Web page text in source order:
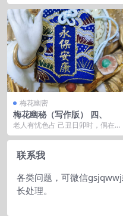
月十七日申时，康节先生偶观梅，
见二雀争枝坠地。先...
梅花幽密
梅花幽秘（写作版） 四、
老人有忧色占 己丑日卯时，偶在途
行，有老人往巽方，有忧色。问其
何以有忧，曰无。怪...
联系我
各类问题，可微信
长处理。